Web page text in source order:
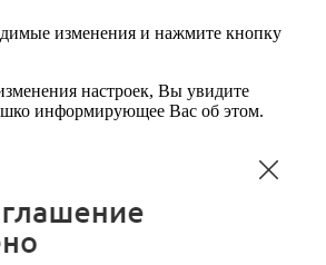
изменения и нажмите кнопку
настроек, Вы увидите
информирующее Вас об этом.